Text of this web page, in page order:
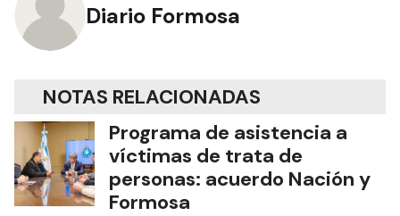
Diario Formosa
NOTAS RELACIONADAS
Programa de asistencia a
víctimas de trata de
personas: acuerdo Nación y
Formosa